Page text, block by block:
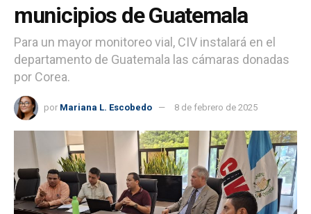
municipios de Guatemala
Para un mayor monitoreo vial, CIV instalará en el
departamento de Guatemala las cámaras donadas
por Corea.
por Mariana L. Escobedo 8 de febrero de 2025